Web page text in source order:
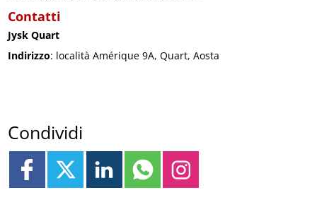
Contatti
Jysk Quart
Indirizzo: località Amérique 9A, Quart, Aosta
Condividi